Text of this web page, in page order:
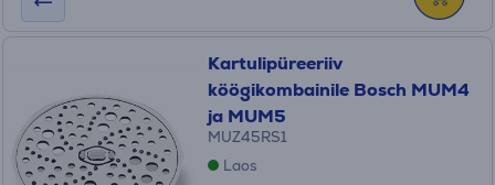
Kartulipüreeriiv
köögikombainile Bosch MUM4
ja MUM5
MUZ45RS1
Laos